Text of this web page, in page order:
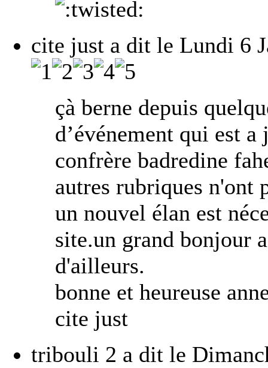
cite just a dit le Lundi 6
çà berne depuis
d’événement qui est
confrère badredine
autres rubriques n'ont
un nouvel élan est
site.un grand bonjour
d'ailleurs.
bonne et heureuse
cite just
tribouli 2 a dit le